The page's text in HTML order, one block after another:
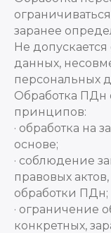
заранее
Не
данных,
персональных
Обработка ПДн
принципов:
· обработка на
основе;
· соблюдение
правовых
обработки ПДн;
· ограничение
конкретных,